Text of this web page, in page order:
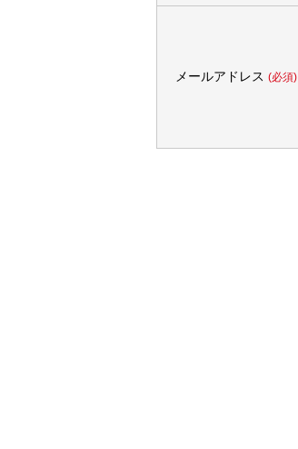
メールアドレス (必須)